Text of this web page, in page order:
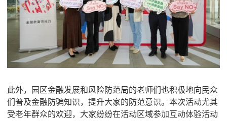
此外，园区金融发展和风险防范局的老师们也积极地向民众
们普及金融防骗知识，提升大家的防范意识。本次活动尤其
受老年群众的欢迎，大家纷纷在活动区域参加互动体验活动